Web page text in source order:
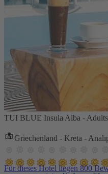
TUI BLUE Insula Alba -
Griechenland - Kreta -
Für dieses Hotel liegen 800